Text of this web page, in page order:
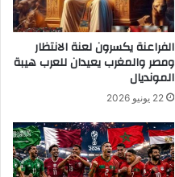
الفراعنة يكسرون لعنة الانتظار
ومصر والمغرب يعيدان للعرب هيبة
المونديال
22 يونيو 2026